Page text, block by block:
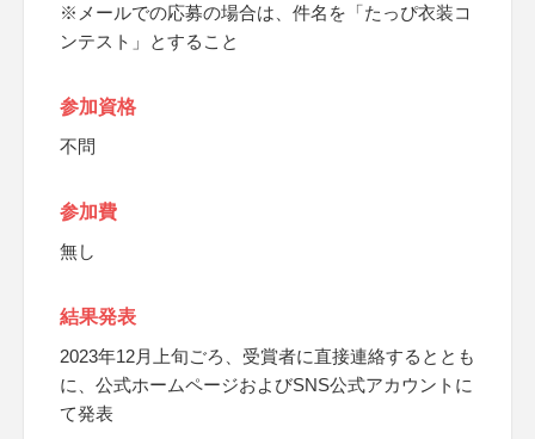
※メールでの応募の場合は、件名を「たっぴ衣装コ
ンテスト」とすること
参加資格
不問
参加費
無し
結果発表
2023年12月上旬ごろ、受賞者に直接連絡するととも
に、公式ホームページおよびSNS公式アカウントに
て発表